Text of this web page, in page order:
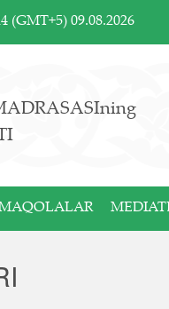
(GMT+5) 09.08.2026